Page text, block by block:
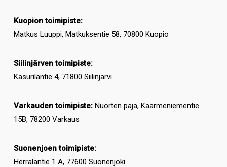
Kuopion toimipiste:
Matkus Luuppi, Matkuksentie 58, 70800 Kuopio
Siilinjärven toimipiste:
Kasurilantie 4, 71800 Siilinjärvi
Varkauden toimipiste:Nuorten paja, Käärmeniementie
15B, 78200 Varkaus
Suonenjoen toimipiste:
Herralantie 1 A, 77600 Suonenjoki